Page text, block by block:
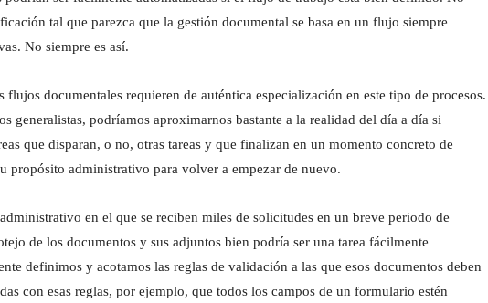
tal que parezca que la gestión documental se basa en un flujo siempre
No siempre es así.
flujos documentales requieren de auténtica especialización en este tipo de procesos.
generalistas, podríamos aproximarnos bastante a la realidad del día a día si
que disparan, o no, otras tareas y que finalizan en un momento concreto de
propósito administrativo para volver a empezar de nuevo.
en el que se reciben miles de solicitudes en un breve periodo de
de los documentos y sus adjuntos bien podría ser una tarea fácilmente
definimos y acotamos las reglas de validación a las que esos documentos deben
con esas reglas, por ejemplo, que todos los campos de un formulario estén